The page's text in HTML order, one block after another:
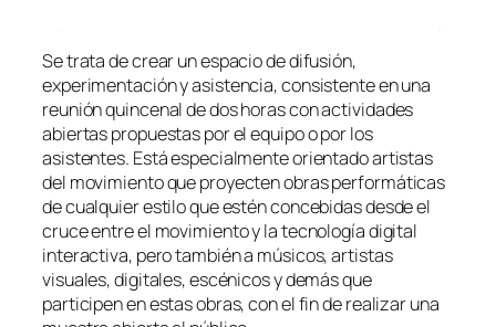
Se trata de crear un espacio de difusión,
experimentación y asistencia, consistente en una
reunión quincenal de dos horas con actividades
abiertas propuestas por el equipo o por los
asistentes. Está especialmente orientado artistas
del movimiento que proyecten obras performáticas
de cualquier estilo que estén concebidas desde el
cruce entre el movimiento y la tecnología digital
interactiva, pero también a músicos, artistas
visuales, digitales, escénicos y demás que
participen en estas obras, con el fin de realizar una